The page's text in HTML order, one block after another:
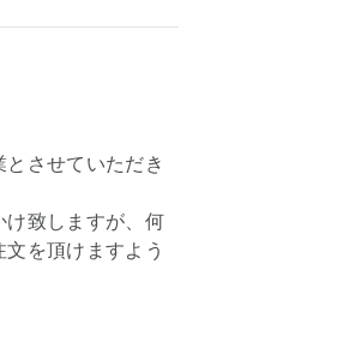
させていただき
け致しますが、何
を頂けますよう